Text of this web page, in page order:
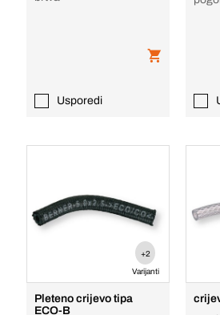
Usporedi
+2
Varijanti
Pleteno crijevo tipa
ECO-B